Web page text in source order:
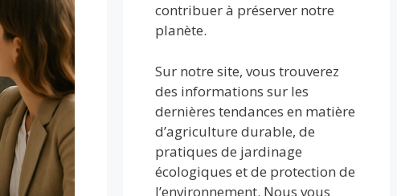
contribuer à préserver notre
planète.
Sur notre site, vous trouverez
des informations sur les
dernières tendances en matière
d’agriculture durable, de
pratiques de jardinage
écologiques et de protection de
l’environnement. Nous vous